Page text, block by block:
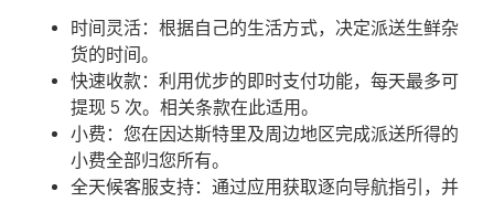
时间灵活：根据自己的生活方式，决定派送生鲜杂
货的时间。
快速收款：利用优步的即时支付功能，每天最多可
提现 5 次。相关条款在此适用。
小费：您在因达斯特里及周边地区完成派送所得的
小费全部归您所有。
全天候客服支持：通过应用获取逐向导航指引，并